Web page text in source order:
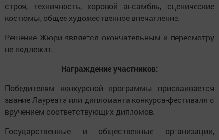
строя, техничность, хоровой ансамбль, сценические
костюмы, общее художественное впечатление.
Решение Жюри является окончательным и пересмотру
не подлежит.
Награждение участников:
Победителям конкурсной программы присваивается
звание Лауреата или дипломанта конкурса-фестиваля с
вручением соответствующих дипломов.
Государственные и общественные организации,